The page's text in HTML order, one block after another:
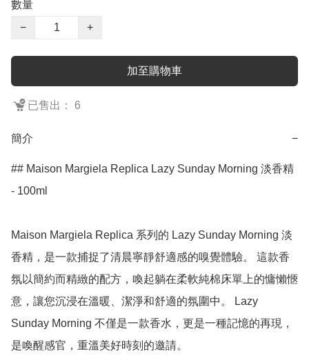
數量
−
+
加至購物車
已售出： 6
簡介 −
## Maison Margiela Replica Lazy Sunday Morning 淡香精
- 100ml
Maison Margiela Replica 系列的 Lazy Sunday Morning 淡
香精，是一款捕捉了清晨寧靜舒適感的嗅覺體驗。 這款香
氛以簡約而精緻的配方，喚起躺在柔軟純棉床單上的慵懶愜
意，讓您沉浸在溫暖、潔淨和舒適的氛圍中。 Lazy
Sunday Morning 不僅是一款香水，更是一種記憶的再現，
是喚醒感官，重溫美好時刻的邀請。